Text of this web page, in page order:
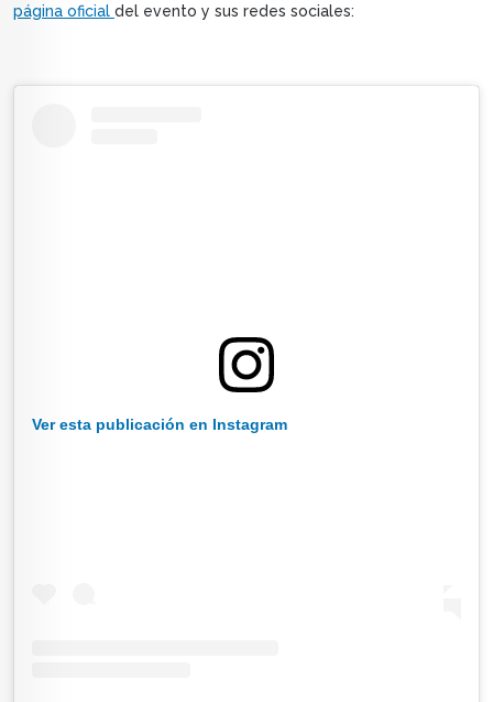
página oficial del evento y sus redes sociales:
Ver esta publicación en Instagram